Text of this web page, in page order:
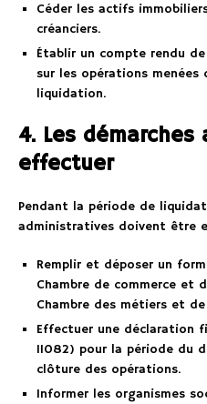
Céder les actifs
créanciers.
Établir un compte rendu
sur les opérations
liquidation.
4. Les
effectuer
Pendant la période de
administratives doivent être
Remplir et déposer un
Chambre de commerce et
Chambre des métiers et
Effectuer une déclaration
11082) pour la période du
clôture des opérations.
Informer les organismes